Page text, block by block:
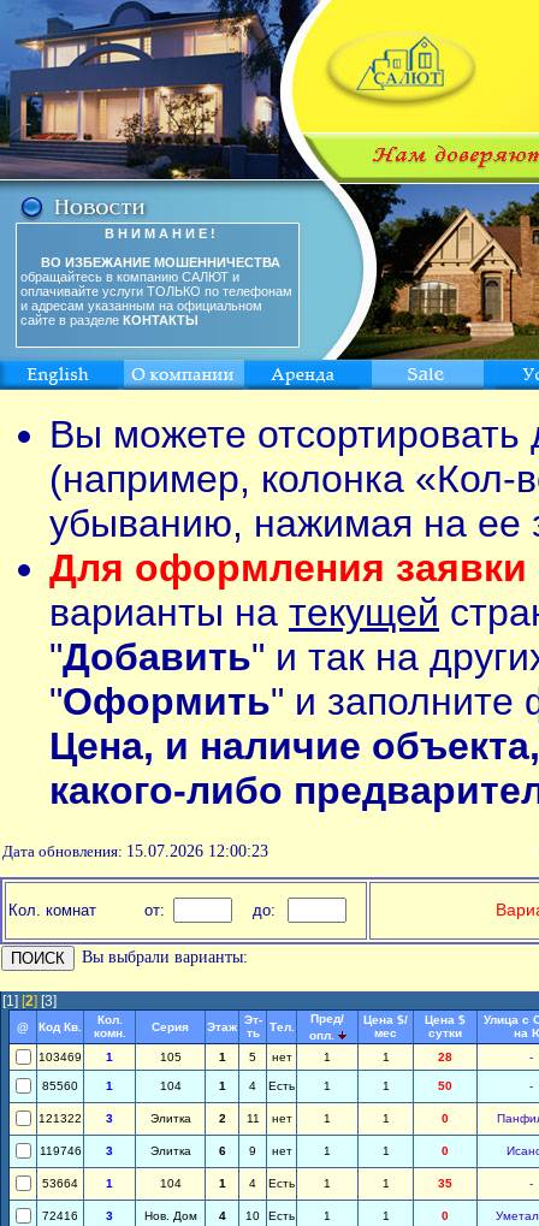
В Н И М А Н И Е !
ВО ИЗБЕЖАНИЕ МОШЕННИЧЕСТВА
обращайтесь в компанию САЛЮТ и
оплачивайте услуги ТОЛЬКО по телефонам
и адресам указанным на официальном
сайте в разделе КОНТАКТЫ
Вы можете
(например, колонка «Кол-
убыванию, нажимая на ее
Для оформления заявки
варианты на текущей
"Добавить" и так на
"Оформить" и заполните
Цена, и наличие
какого-либо
Дата обновления: 15.07.2026 12:00:23
Кол. комнат от: до:
Вы выбрали варианты:
[1] [2] [3]
@ Код Кв.
Кол.
комн.
Серия Этаж
Эт-
ть
Тел.
Пред/
опл.
Цена $/
мес
Цена $
сутки
Улица с
на
103469
1 105 1 5 нет 1 1 28 -
85560 1 104 1 4 Есть 1 1 50 -
121322 3 Элитка 2 11 нет 1 1 0
119746 3 Элитка 6 9 нет 1 1 0
53664 1 104 1 4 Есть 1 1 35 -
72416 3 Нов. Дом 4 10 Есть 1 1 0